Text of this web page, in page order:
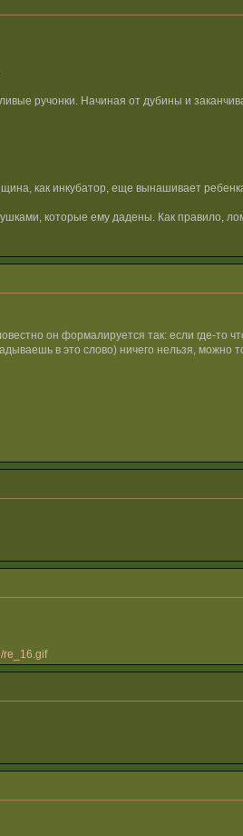
ручонки. Начиная от дубины и
как инкубатор, еще вынашивает
которые ему дадены. Как правило,
он формалируется так: если где-то
в это слово) ничего нельзя, можно
re_16.gif